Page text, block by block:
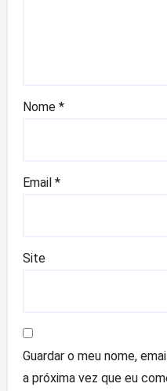
Nome *
Email *
Site
Guardar o meu nome,
a próxima vez que eu